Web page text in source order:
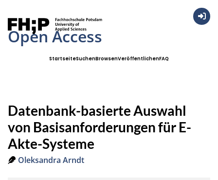
Open Access
StartseiteSuchenBrowsenVeröffentlichenFAQ
Datenbank-basierte Auswahl
von Basisanforderungen für E-
Akte-Systeme
Oleksandra Arndt